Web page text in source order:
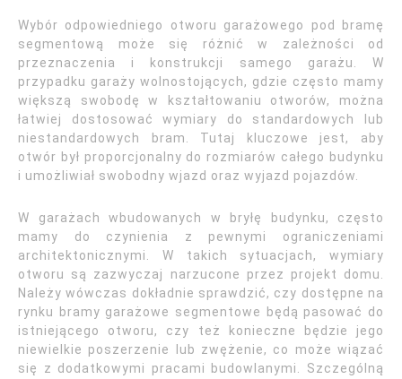
Wybór odpowiedniego otworu garażowego pod bramę
segmentową może się różnić w zależności od
przeznaczenia i konstrukcji samego garażu. W
przypadku garaży wolnostojących, gdzie często mamy
większą swobodę w kształtowaniu otworów, można
łatwiej dostosować wymiary do standardowych lub
niestandardowych bram. Tutaj kluczowe jest, aby
otwór był proporcjonalny do rozmiarów całego budynku
i umożliwiał swobodny wjazd oraz wyjazd pojazdów.
W garażach wbudowanych w bryłę budynku, często
mamy do czynienia z pewnymi ograniczeniami
architektonicznymi. W takich sytuacjach, wymiary
otworu są zazwyczaj narzucone przez projekt domu.
Należy wówczas dokładnie sprawdzić, czy dostępne na
rynku bramy garażowe segmentowe będą pasować do
istniejącego otworu, czy też konieczne będzie jego
niewielkie poszerzenie lub zwężenie, co może wiązać
się z dodatkowymi pracami budowlanymi. Szczególną